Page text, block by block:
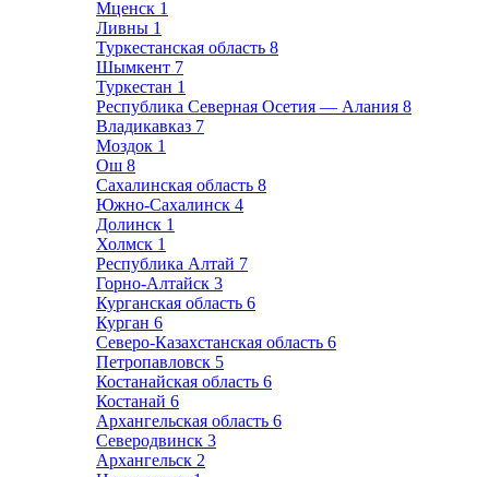
Мценск 1
Ливны 1
Туркестанская область 8
Шымкент 7
Туркестан 1
Республика Северная Осетия — Алания 8
Владикавказ 7
Моздок 1
Ош 8
Сахалинская область 8
Южно-Сахалинск 4
Долинск 1
Холмск 1
Республика Алтай 7
Горно-Алтайск 3
Курганская область 6
Курган 6
Северо-Казахстанская область 6
Петропавловск 5
Костанайская область 6
Костанай 6
Архангельская область 6
Северодвинск 3
Архангельск 2